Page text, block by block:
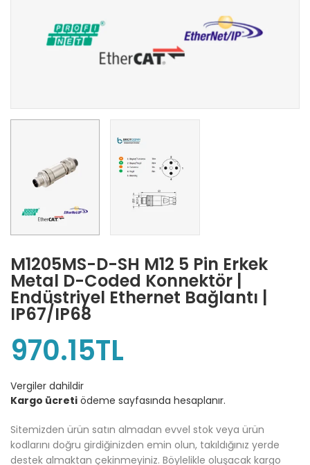
M1205MS-D-SH M12 5 Pin Erkek
Metal D-Coded Konnektör |
Endüstriyel Ethernet Bağlantı |
IP67/IP68
970.15TL
Vergiler dahildir
Kargo ücreti ödeme sayfasında hesaplanır.
Sitemizden ürün satın almadan evvel stok veya ürün
kodlarını doğru girdiğinizden emin olun, takıldığınız yerde
destek almaktan çekinmeyiniz. Böylelikle oluşacak kargo